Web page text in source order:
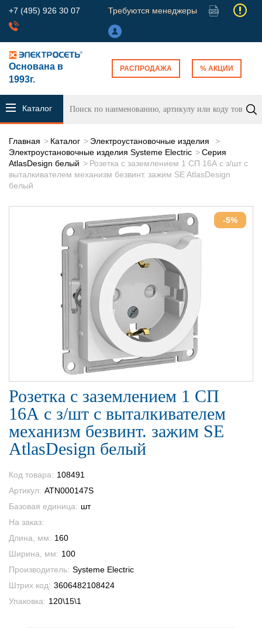
+7 (495) 926 30 07 Требуются менеджеры
Основана в
1993г.
РАСПРОДАЖА % АКЦИИ
Каталог
Главная Каталог
Электроустановочные изделия
Электроустановочные изделия Systeme Electric
Серия
AtlasDesign белый
Розетка с заземлением 1 СП 16А с з/шт с
выталкивателем механизм безвинт. зажим SE AtlasDesign
белый
-5%
Розетка с заземлением 1 СП
16А с з/шт с выталкивателем
механизм безвинт. зажим SE
AtlasDesign белый
Код товара: 108491
Артикул: ATN000147S
Базовая единица: шт
На заказ:
Длина, мм: 160
Ширина, мм: 100
Производитель: Systeme Electric
Штрих код: 3606482108424
Упаковка: 120\15\1